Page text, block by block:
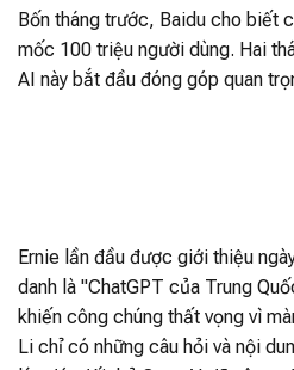
Bốn tháng trước, Baidu cho biết
mốc 100 triệu người dùng. Hai
AI này bắt đầu đóng góp quan
Ernie lần đầu được giới thiệu
danh là "ChatGPT của Trung
khiến công chúng thất vọng vì
Li chỉ có những câu hỏi và nội